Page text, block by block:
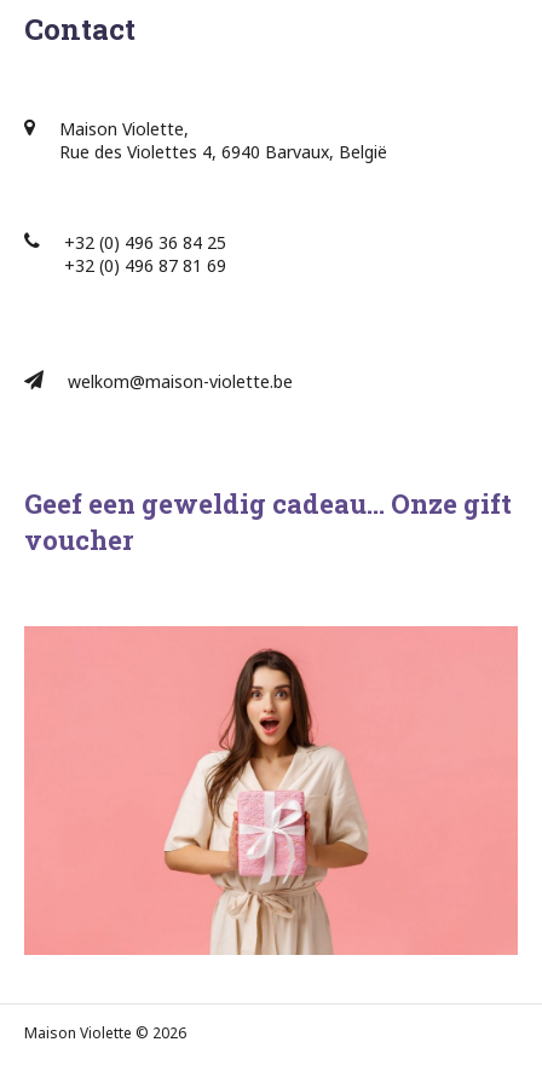
Contact
Maison Violette,
Rue des Violettes 4, 6940 Barvaux, België
+32 (0) 496 36 84 25
+32 (0) 496 87 81 69​
welkom@maison-violette.be
Geef een geweldig cadeau… Onze gift
voucher
Maison Violette © 2026